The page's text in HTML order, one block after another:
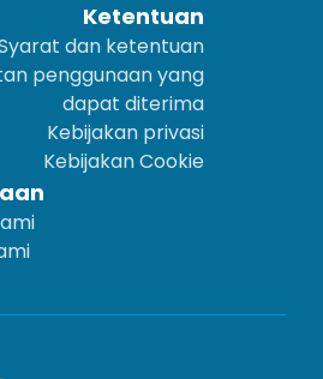
Ketentuan
dan ketentuan
penggunaan yang
dapat diterima
Kebijakan privasi
Kebijakan Cookie